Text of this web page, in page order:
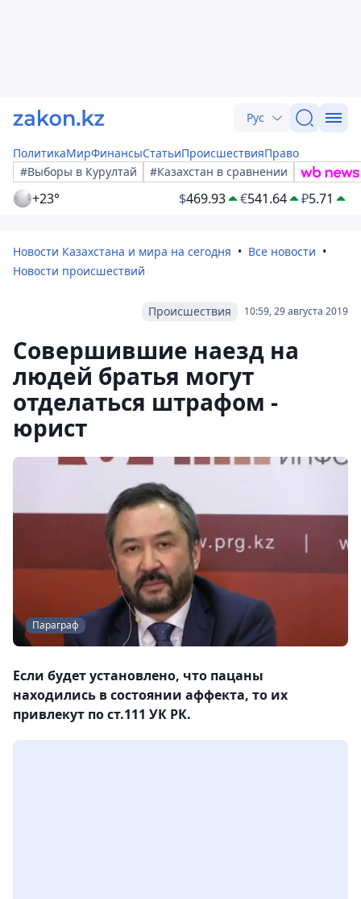
Рус
ПолитикаМирФинансыСтатьиПроисшествияПраво
#Выборы в Курултай
#Казахстан в сравнении
+23° $469.93 €541.64 ₽5.71
Новости Казахстана и мира на сегодня
Все новости
Новости происшествий
10:59, 29 августа 2019
Происшествия
Совершившие наезд на
людей братья могут
отделаться штрафом -
юрист
Параграф
Если будет установлено, что пацаны
находились в состоянии аффекта, то их
привлекут по ст.111 УК РК.